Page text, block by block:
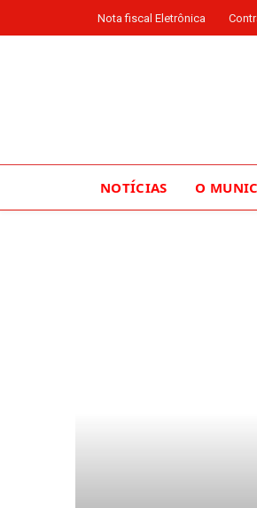
Nota fiscal Eletrônica
NOTÍCIAS O